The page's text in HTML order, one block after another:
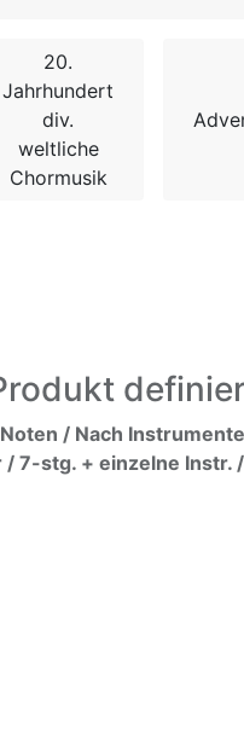
20.
Jahrhundert
div.
weltliche
Chormusik
Noten / Nach
/ 7-stg. + einzelne Instr.